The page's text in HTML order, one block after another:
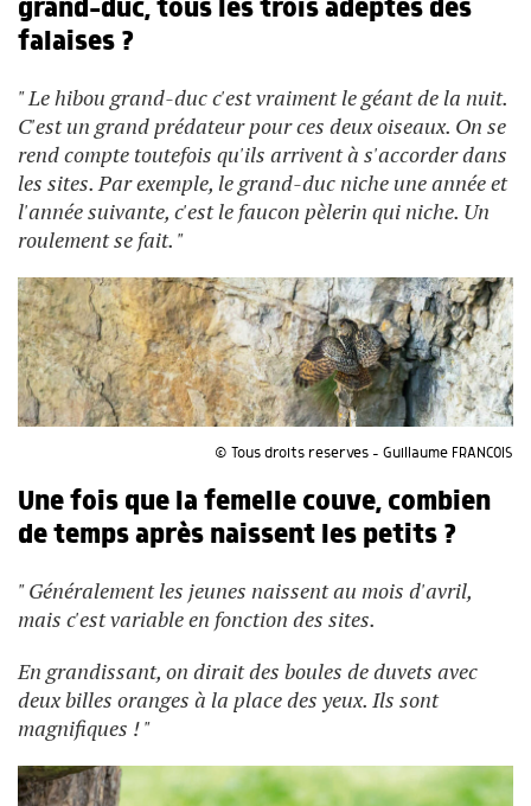
grand-duc, tous les trois adeptes des
falaises ?
" Le hibou grand-duc c'est vraiment le géant de la nuit.
C'est un grand prédateur pour ces deux oiseaux. On se
rend compte toutefois qu'ils arrivent à s'accorder dans
les sites. Par exemple, le grand-duc niche une année et
l'année suivante, c'est le faucon pèlerin qui niche. Un
roulement se fait. "
© Tous droits reserves - Guillaume FRANCOIS
Une fois que la femelle couve, combien
de temps après naissent les petits ?
" Généralement les jeunes naissent au mois d'avril,
mais c'est variable en fonction des sites.
En grandissant, on dirait des boules de duvets avec
deux billes oranges à la place des yeux. Ils sont
magnifiques ! "